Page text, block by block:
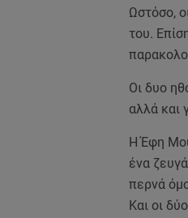
Ωστόσο,
του.
Οι δυο
αλλά και
Η Έφη
ένα
περνά
Και οι